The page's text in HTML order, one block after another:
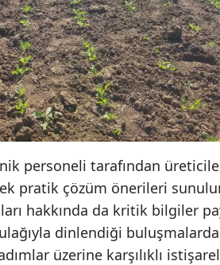
Uşak
Van
personeli tarafından
pratik çözüm önerileri
hakkında da kritik bilgiler
dinlendiği
üzerine karşılıklı